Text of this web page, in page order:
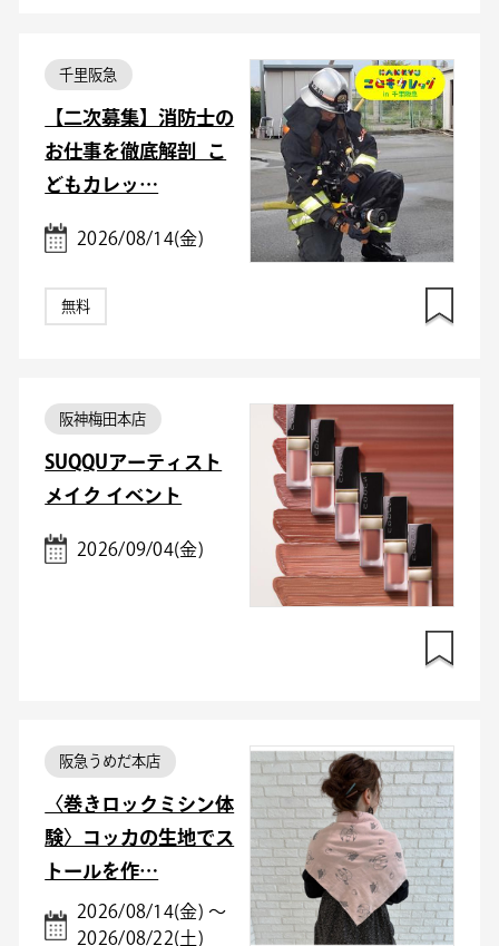
千里阪急
【二次募集】消防士の
お仕事を徹底解剖_こ
どもカレッ…
2026/08/14(金)
無料
阪神梅田本店
SUQQUアーティスト
メイク イベント
2026/09/04(金)
阪急うめだ本店
〈巻きロックミシン体
験〉コッカの生地でス
トールを作…
2026/08/14(金) ～
2026/08/22(土)